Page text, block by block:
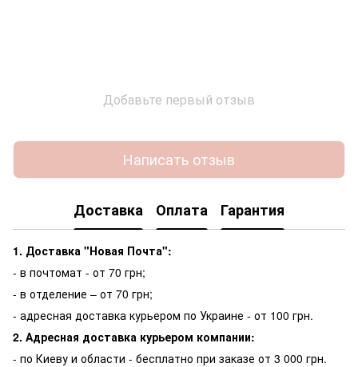
Добавьте первый отзыв
Написать отзыв
Доставка Оплата Гарантия
1. Доставка "Новая Почта":
- в почтомат - от 70 грн;
- в отделение – от 70 грн;
- адресная доставка курьером по Украине - от 100 грн.
2. Адресная доставка курьером компании:
- по Киеву и области - бесплатно при заказе от 3 000 грн.